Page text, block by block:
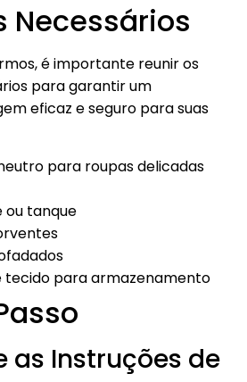
Necessários
é importante reunir os
para garantir um
eficaz e seguro para suas
para roupas delicadas
ou tanque
tecido para armazenamento
as Instruções de